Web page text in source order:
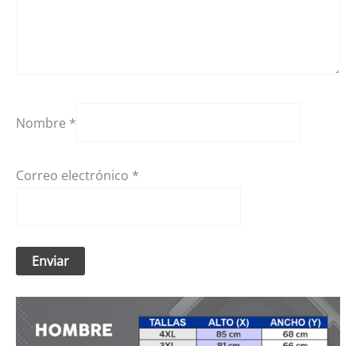
Nombre *
Correo electrónico *